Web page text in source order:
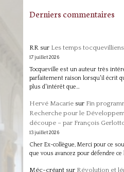
Derniers commentaires
RRsur Les temps
17 juillet 2026
Tocqueville est un auteur très
parfaitement raison lorsqu'il écrit
plus d'intérêt que…
Hervé Macariesur Fin
Recherche pour le
découpe – par François
13 juillet 2026
Cher Ex-collègue, Merci pour ce
que vous avancez pour défendre ce
Méc-créantsur Révolution et